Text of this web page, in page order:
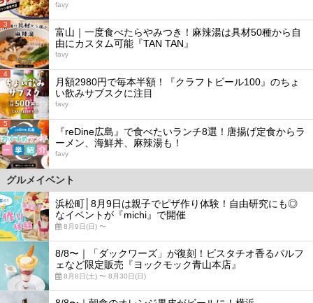
favy
3
富山｜一度食べたらやみつき！麻辣湯は具材50種から自
由にカスタム可能『TAN TAN』
favy
4
月額2980円で毎本半額！『クラフトビール100』のちょ
い飲みサブスクに注目
favy
5
『reDine広島』で食べたいランチ8選！唐揚げ定食からラ
ーメン、海鮮丼、麻辣湯も！
favy
グルメイベント
浜松町│8月9日は親子でピザ作り体験！自由研究にも◎
なイベントが『michi』で開催
8月9日(日) 〜
8/8〜｜「ダックワーズ」が復刻！ピスタチオ香るパルフ
ェなど限定販売『ヨックモック青山本店』
8月8日(土) 〜 8月30日(日)